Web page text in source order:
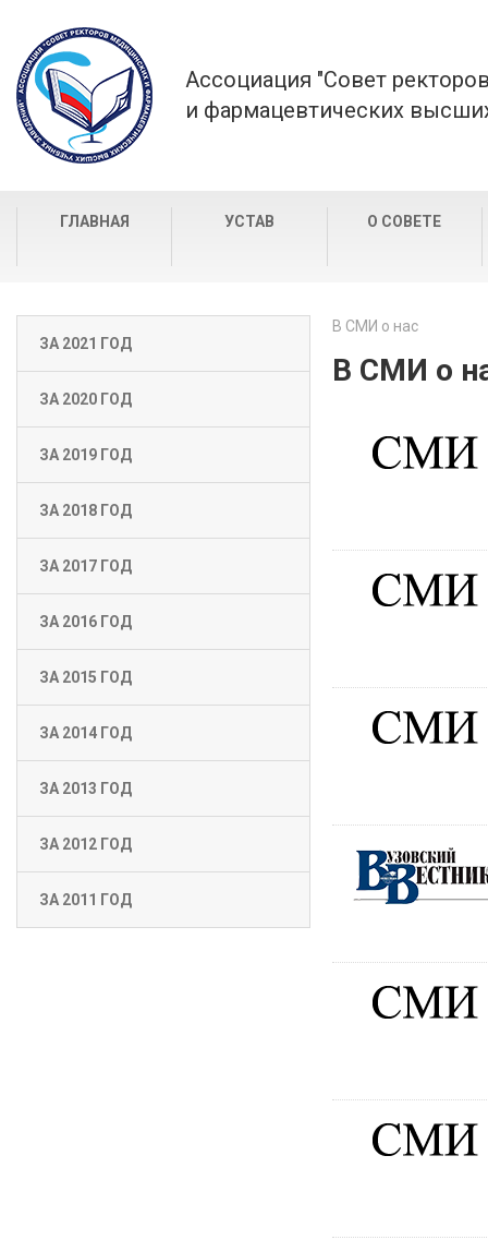
Ассоциация "Совет
и фармацевтических
ГЛАВНАЯ УСТАВ О СОВЕТЕ
ЗА 2021 ГОД
ЗА 2020 ГОД
ЗА 2019 ГОД
ЗА 2018 ГОД
ЗА 2017 ГОД
ЗА 2016 ГОД
ЗА 2015 ГОД
ЗА 2014 ГОД
ЗА 2013 ГОД
ЗА 2012 ГОД
ЗА 2011 ГОД
В СМИ о нас
В СМИ о